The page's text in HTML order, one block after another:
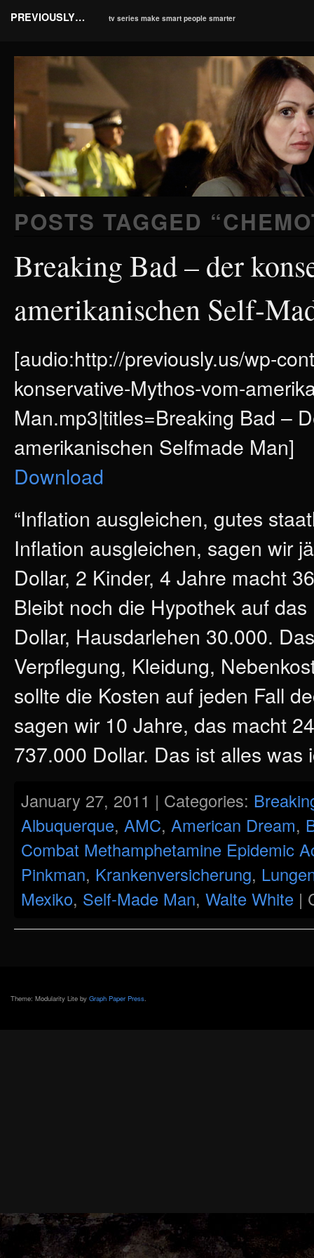
PREVIOUSLY… tv series make smart people smarter
POSTS TAGGED “
Breaking Bad – der
amerikanischen Self-
[audio:http://previously.us/wp-
konservative-Mythos-vom-
Man.mp3|titles=Breaking Bad –
amerikanischen Selfmade Man]
Download
“Inflation ausgleichen, gutes
Inflation ausgleichen, sagen wir
Dollar, 2 Kinder, 4 Jahre macht
Bleibt noch die Hypothek auf
Dollar, Hausdarlehen 30.000.
Verpflegung, Kleidung,
sollte die Kosten auf jeden Fall
sagen wir 10 Jahre, das macht
737.000 Dollar. Das ist alles was
January 27, 2011 | Categories:
Albuquerque, AMC, American Dream,
Combat Methamphetamine Epidemic
Pinkman, Krankenversicherung,
Mexiko, Self-Made Man, Walte White |
Theme: Modularity Lite by Graph Paper Press.